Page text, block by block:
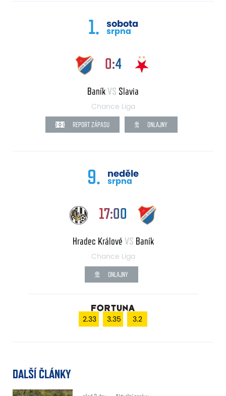
1. sobota
srpna
0:4
BaníkVS Slavia
Chance Liga
REPORT ZÁPASU ONLAJNY
9. neděle
srpna
17:00
Hradec Králové VS Baník
Chance Liga
ONLAJNY
2.33 3.35 3.2
DALŠÍ ČLÁNKY